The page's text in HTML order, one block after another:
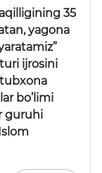
35
yagona
ijrosini
bo’limi
guruhi